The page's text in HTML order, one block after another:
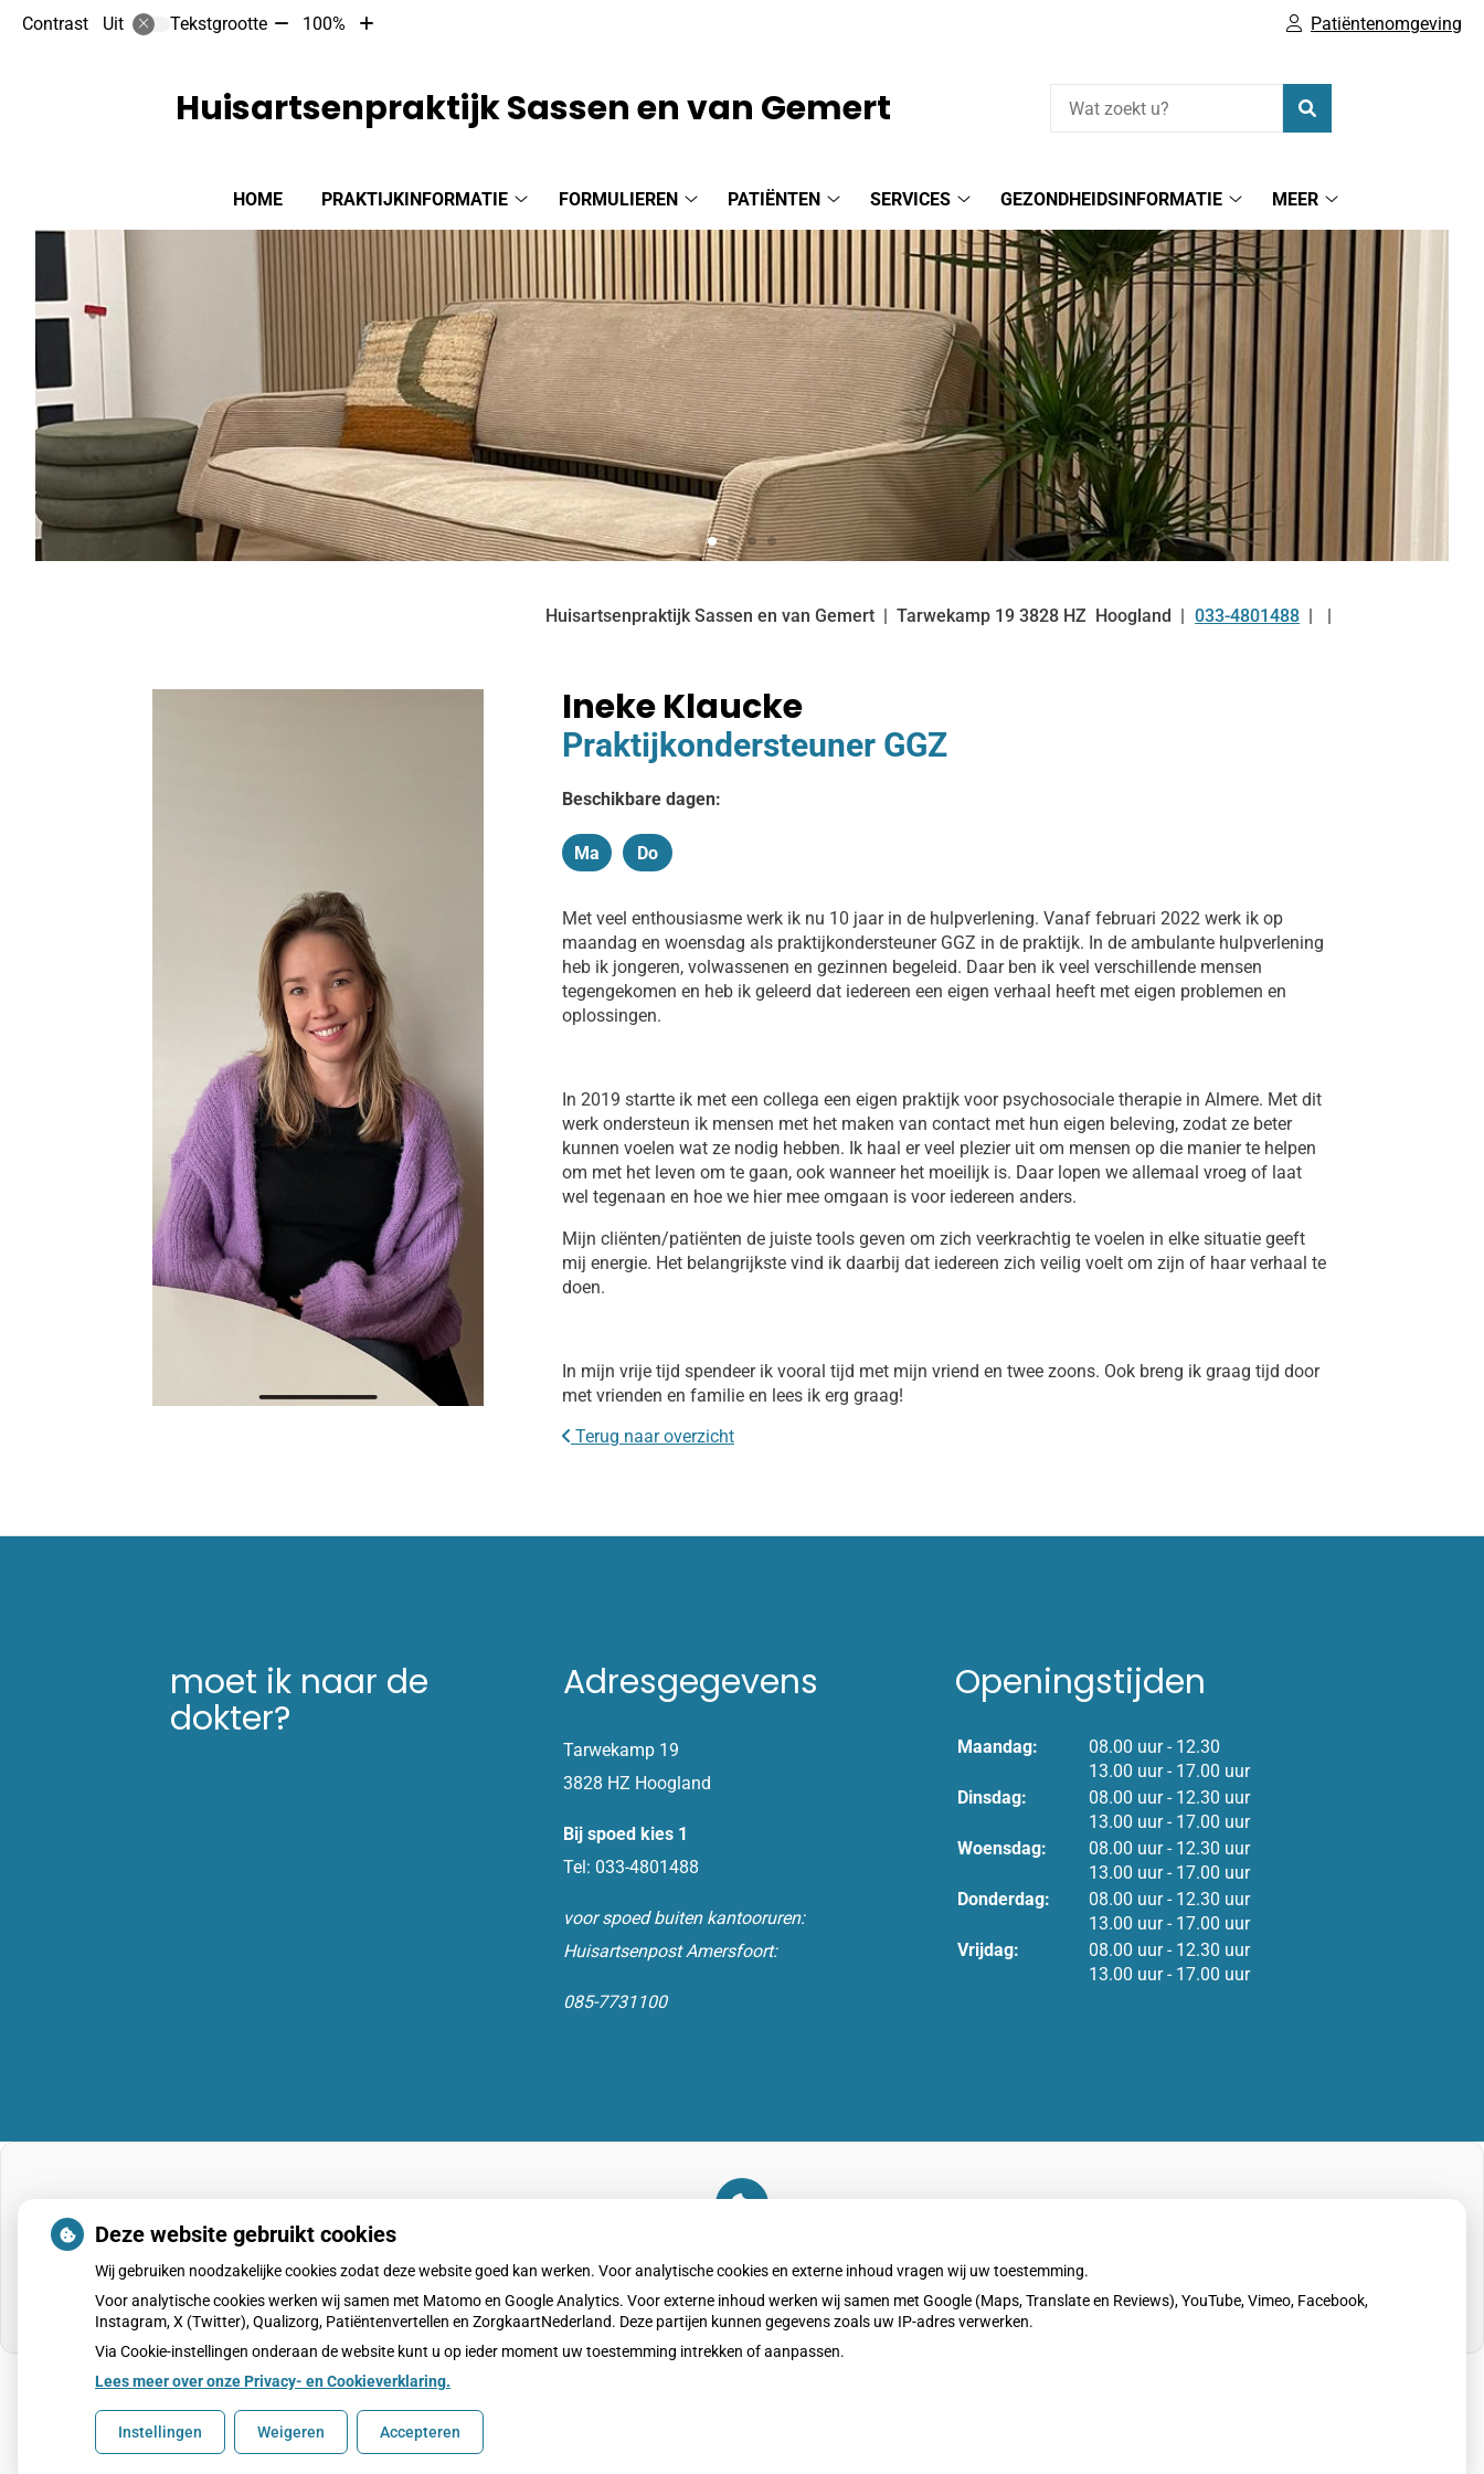
Contrast Uit Tekstgrootte Tekst
10%
100%
Tekst
Patiëntenomgeving
Hoofdmenu
HOME
PRAKTIJKINFORMATIE
submenu
FORMULIEREN
PATIËNTEN
SERVICES
submenu
GEZONDHEIDSINFORMATIE
submenu
MEER
submenu
Huisartsenpraktijk Sassen en van Gemert
Huisartsenpraktijk Sassen en van Gemert Tarwekamp 19 3828 HZ Hoogland Tel:
033-4801488
Ineke Klaucke
Praktijkondersteuner GGZ
Beschikbare dagen:
Maandag
Ma Donderdag
Do
Met veel enthousiasme werk ik nu 10 jaar in de hulpverlening. Vanaf februari 2022 werk ik op
maandag en woensdag als praktijkondersteuner GGZ in de praktijk. In de ambulante hulpverlening
heb ik jongeren, volwassenen en gezinnen begeleid. Daar ben ik veel verschillende mensen
tegengekomen en heb ik geleerd dat iedereen een eigen verhaal heeft met eigen problemen en
oplossingen.
In 2019 startte ik met een collega een eigen praktijk voor psychosociale therapie in Almere. Met dit
werk ondersteun ik mensen met het maken van contact met hun eigen beleving, zodat ze beter
kunnen voelen wat ze nodig hebben. Ik haal er veel plezier uit om mensen op die manier te helpen
om met het leven om te gaan, ook wanneer het moeilijk is. Daar lopen we allemaal vroeg of laat
wel tegenaan en hoe we hier mee omgaan is voor iedereen anders.
Mijn cliënten/patiënten de juiste tools geven om zich veerkrachtig te voelen in elke situatie geeft
mij energie. Het belangrijkste vind ik daarbij dat iedereen zich veilig voelt om zijn of haar verhaal te
doen.
In mijn vrije tijd spendeer ik vooral tijd met mijn vriend en twee zoons. Ook breng ik graag tijd door
met vrienden en familie en lees ik erg graag!
Terug naar overzicht
moet ik naar de
dokter?
Adresgegevens
Tarwekamp 19
3828 HZ Hoogland
Bij spoed kies 1
Tel: 033-4801488
voor spoed buiten kantooruren:
Huisartsenpost Amersfoort:
085-7731100
Openingstijden
Maandag: 08.00 uurtot
- 12.30
13.00 uurtot
- 17.00 uur
Dinsdag:
08.00 uurtot
- 12.30 uur
13.00 uurtot
- 17.00 uur
Woensdag:
08.00 uurtot
- 12.30 uur
13.00 uurtot
- 17.00 uur
Donderdag:
08.00 uurtot
- 12.30 uur
13.00 uurtot
- 17.00 uur
Vrijdag:
08.00 uurtot
- 12.30 uur
13.00 uurtot
- 17.00 uur
externe inhoud
die nodig is om dit te zien.
Cookie-instellingen wijzigen
Uw Zorg Online|Beheer
Deze website gebruikt cookies
Wij gebruiken noodzakelijke cookies zodat deze website goed kan werken. Voor analytische cookies en externe inhoud vragen wij uw toestemming.
Voor analytische cookies werken wij samen met Matomo en Google Analytics. Voor externe inhoud werken wij samen met Google (Maps, Translate en Reviews), YouTube, Vimeo, Facebook,
Instagram, X (Twitter), Qualizorg, Patiëntenvertellen en ZorgkaartNederland. Deze partijen kunnen gegevens zoals uw IP-adres verwerken.
Via Cookie-instellingen onderaan de website kunt u op ieder moment uw toestemming intrekken of aanpassen.
Lees meer over onze Privacy- en Cookieverklaring.
Instellingen Weigeren Accepteren